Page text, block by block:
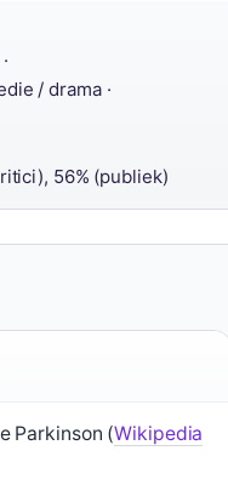
/ drama ·
56% (publiek)
Parkinson (Wikipedia